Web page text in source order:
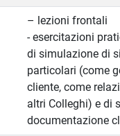
– lezioni frontali
- esercitazioni
di simulazione di
particolari (come
cliente, come
altri Colleghi) e di
documentazione